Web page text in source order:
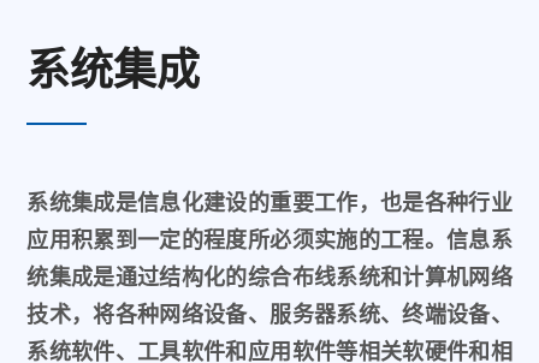
系统集成
系统集成是信息化建设的重要工作，也是各种行业
应用积累到一定的程度所必须实施的工程。信息系
统集成是通过结构化的综合布线系统和计算机网络
技术，将各种网络设备、服务器系统、终端设备、
系统软件、工具软件和应用软件等相关软硬件和相